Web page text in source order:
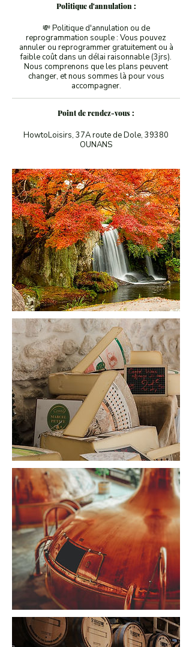
Politique d'annulation :
💸 Politique d'annulation ou de
reprogrammation souple : Vous pouvez
annuler ou reprogrammer gratuitement ou à
faible coût dans un délai raisonnable (3jrs).
Nous comprenons que les plans peuvent
changer, et nous sommes là pour vous
accompagner.
Point de rendez-vous :
HowtoLoisirs, 37A route de Dole, 39380
OUNANS